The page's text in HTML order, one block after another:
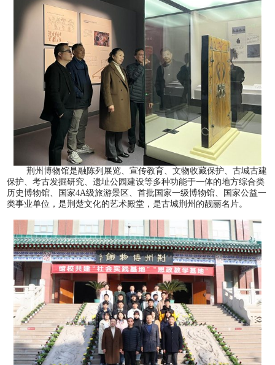
荆州博物馆是融陈列展览、宣传教育、文物收藏保护、古城古建
保护、考古发掘研究、遗址公园建设等多种功能于一体的地方综合类
历史博物馆、国家4A级旅游景区、首批国家一级博物馆、国家公益一
类事业单位，是荆楚文化的艺术殿堂，是古城荆州的靓丽名片。